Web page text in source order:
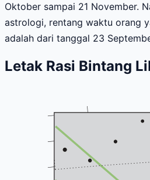
Oktober sampai 21 November.
astrologi, rentang waktu orang
adalah dari tanggal 23
Letak Rasi Bintang